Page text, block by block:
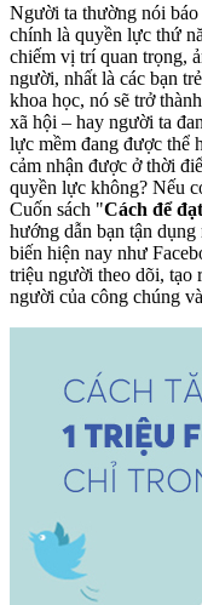
Người ta thường nói
chính là quyền lực thứ
chiếm vị trí quan trọng,
người, nhất là các bạn
khoa học, nó sẽ trở
xã hội – hay người ta
lực mềm đang được thể
cảm nhận được ở thời
quyền lực không? Nếu
Cuốn sách "Cách để
hướng dẫn bạn tận
biến hiện nay như
triệu người theo dõi, tạo
người của công chúng